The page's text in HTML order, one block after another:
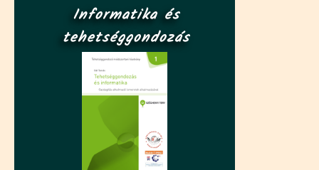
Informatika és
tehetséggondozás